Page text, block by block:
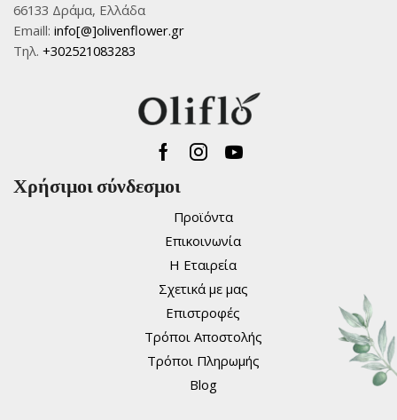
66133 Δράμα, Ελλάδα
Emaill: info[@]olivenflower.gr
Τηλ. +302521083283
Facebook
Instagram
Youtube
Χρήσιμοι σύνδεσμοι
Προϊόντα
Επικοινωνία
Η Εταιρεία
Σχετικά με μας
Επιστροφές
Τρόποι Αποστολής
Τρόποι Πληρωμής
Blog